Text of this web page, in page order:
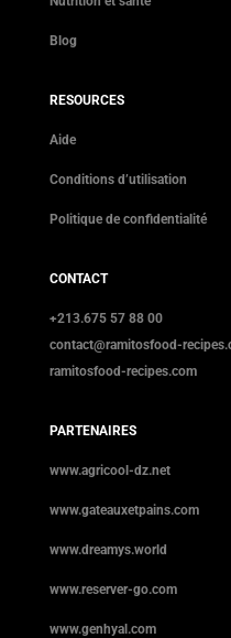
Blog
RESOURCES
Aide
Conditions d’utilisation
Politique de confidentialité
CONTACT
+213.675 57 88 00
contact@ramitosfood-
ramitosfood-recipes.com
PARTENAIRES
www.agricool-dz.net
www.gateauxetpains.com
www.dreamys.world
www.reserver-go.com
www.genhyal.com